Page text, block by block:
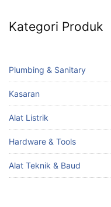
Kategori Produk
Plumbing & Sanitary
Kasaran
Alat Listrik
Hardware & Tools
Alat Teknik & Baud